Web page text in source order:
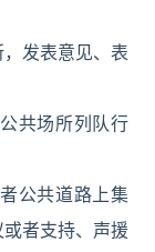
发表意见、表
共场所列队行
公共道路上集
者支持、声援